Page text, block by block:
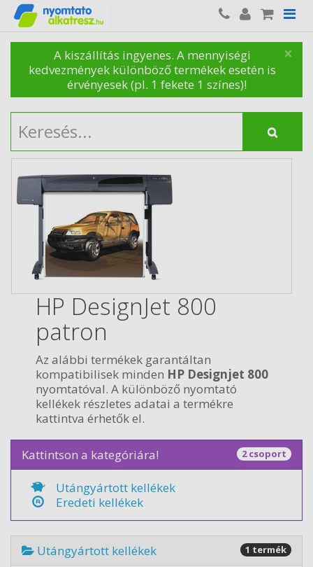
×
A kiszállítás ingyenes. A mennyiségi
kedvezmények különböző termékek esetén is
érvényesek (pl. 1 fekete 1 színes)!
HP DesignJet 800
patron
Az alábbi termékek garantáltan
kompatibilisek minden HP Designjet 800
nyomtatóval. A különböző nyomtató
kellékek részletes adatai a termékre
kattintva érhetők el.
Kattintson a kategóriára! 2 csoport
Utángyártott kellékek
Eredeti kellékek
Utángyártott kellékek 1 termék